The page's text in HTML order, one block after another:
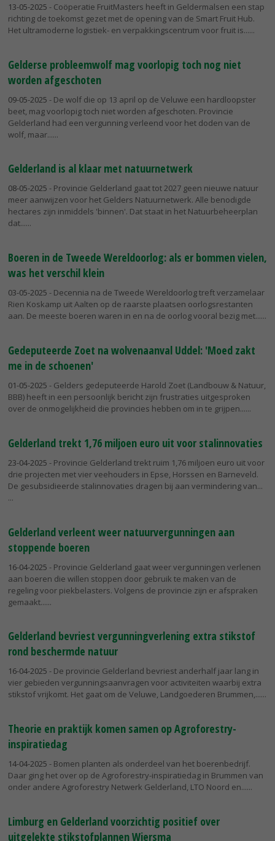
13-05-2025 - Coöperatie FruitMasters heeft in Geldermalsen een stap
richting de toekomst gezet met de opening van de Smart Fruit Hub.
Het ultramoderne logistiek- en verpakkingscentrum voor fruit is...
Gelderse probleemwolf mag voorlopig toch nog niet
worden afgeschoten
09-05-2025 - De wolf die op 13 april op de Veluwe een hardloopster
beet, mag voorlopig toch niet worden afgeschoten. Provincie
Gelderland had een vergunning verleend voor het doden van de
wolf, maar...
Gelderland is al klaar met natuurnetwerk
08-05-2025 - Provincie Gelderland gaat tot 2027 geen nieuwe natuur
meer aanwijzen voor het Gelders Natuurnetwerk. Alle benodigde
hectares zijn inmiddels 'binnen'. Dat staat in het Natuurbeheerplan
dat...
Boeren in de Tweede Wereldoorlog: als er bommen vielen,
was het verschil klein
03-05-2025 - Decennia na de Tweede Wereldoorlog treft verzamelaar
Rien Koskamp uit Aalten op de raarste plaatsen oorlogsrestanten
aan. De meeste boeren waren in en na de oorlog vooral bezig met...
Gedeputeerde Zoet na wolvenaanval Uddel: 'Moed zakt
me in de schoenen'
01-05-2025 - Gelders gedeputeerde Harold Zoet (Landbouw & Natuur,
BBB) heeft in een persoonlijk bericht zijn frustraties uitgesproken
over de onmogelijkheid die provincies hebben om in te grijpen...
Gelderland trekt 1,76 miljoen euro uit voor stalinnovaties
23-04-2025 - Provincie Gelderland trekt ruim 1,76 miljoen euro uit voor
drie projecten met vier veehouders in Epse, Horssen en Barneveld.
De gesubsidieerde stalinnovaties dragen bij aan vermindering van...
Gelderland verleent weer natuurvergunningen aan
stoppende boeren
16-04-2025 - Provincie Gelderland gaat weer vergunningen verlenen
aan boeren die willen stoppen door gebruik te maken van de
regeling voor piekbelasters. Volgens de provincie zijn er afspraken
gemaakt...
Gelderland bevriest vergunningverlening extra stikstof
rond beschermde natuur
16-04-2025 - De provincie Gelderland bevriest anderhalf jaar lang in
vier gebieden vergunningsaanvragen voor activiteiten waarbij extra
stikstof vrijkomt. Het gaat om de Veluwe, Landgoederen Brummen,...
Theorie en praktijk komen samen op Agroforestry-
inspiratiedag
14-04-2025 - Bomen planten als onderdeel van het boerenbedrijf.
Daar ging het over op de Agroforestry-inspiratiedag in Brummen van
onder andere Agroforestry Netwerk Gelderland, LTO Noord en...
Limburg en Gelderland voorzichtig positief over
uitgelekte stikstofplannen Wiersma